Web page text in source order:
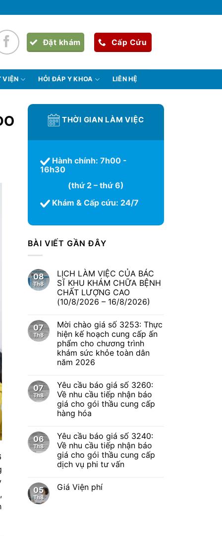
Đặt khám Cấp Cứu
VIỆN HỎI ĐÁP Y KHOA LIÊN HỆ
THỜI GIAN LÀM VIỆC
Hành chính: 7h00 -
16h30
(thứ 2 – thứ 6)
Khám & Cấp cứu: 24/7
BÀI VIẾT GẦN ĐÂY
08
Th8
LỊCH LÀM VIỆC CỦA BÁC
SĨ KHU KHÁM CHỮA BỆNH
CHẤT LƯỢNG CAO
(10/8/2026 – 16/8/2026)
07
Th8
Mời chào giá số 3253: Thực
hiện kế hoạch cung cấp ấn
phẩm cho chương trình
khám sức khỏe toàn dân
năm 2026
07
Th8
Yêu cầu báo giá số 3260:
Về nhu cầu tiếp nhận báo
giá cho gói thầu cung cấp
hàng hóa
06
Th8
Yêu cầu báo giá số 3240:
Về nhu cầu tiếp nhận báo
giá cho gói thầu cung cấp
dịch vụ phi tư vấn
05
Th8
Giá Viện phí